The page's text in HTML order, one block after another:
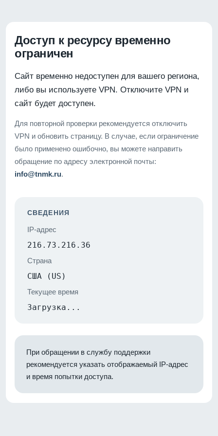
Доступ к ресурсу временно
ограничен
Сайт временно недоступен для вашего региона,
либо вы используете VPN. Отключите VPN и
сайт будет доступен.
Для повторной проверки рекомендуется отключить
VPN и обновить страницу. В случае, если ограничение
было применено ошибочно, вы можете направить
обращение по адресу электронной почты:
info@tnmk.ru.
СВЕДЕНИЯ
IP-адрес
216.73.216.36
Страна
США (US)
Текущее время
Загрузка...
При обращении в службу поддержки
рекомендуется указать отображаемый IP-адрес
и время попытки доступа.